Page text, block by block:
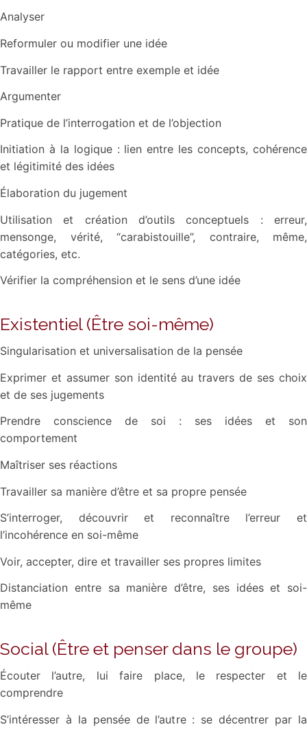
Analyser
Reformuler ou modifier une idée
Travailler le rapport entre exemple et idée
Argumenter
Pratique de l’interrogation et de l’objection
Initiation à la logique : lien entre les concepts, cohérence
et légitimité des idées
Élaboration du jugement
Utilisation et création d’outils conceptuels : erreur,
mensonge, vérité, “carabistouille”, contraire, même,
catégories, etc.
Vérifier la compréhension et le sens d’une idée
Existentiel (Être soi-même)
Singularisation et universalisation de la pensée
Exprimer et assumer son identité au travers de ses choix
et de ses jugements
Prendre conscience de soi : ses idées et son
comportement
Maîtriser ses réactions
Travailler sa manière d’être et sa propre pensée
S’interroger, découvrir et reconnaître l’erreur et
l’incohérence en soi-même
Voir, accepter, dire et travailler ses propres limites
Distanciation entre sa manière d’être, ses idées et soi-
même
Social (Être et penser dans le groupe)
Écouter l’autre, lui faire place, le respecter et le
comprendre
S’intéresser à la pensée de l’autre : se décentrer par la